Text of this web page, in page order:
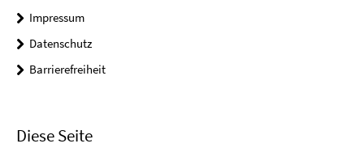
Impressum
Datenschutz
Barrierefreiheit
Diese Seite